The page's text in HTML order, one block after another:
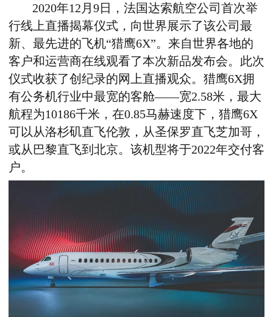
2020年12月9日，法国达索航空公司首次举
行线上直播揭幕仪式，向世界展示了该公司最
新、最先进的飞机“猎鹰6X”。来自世界各地的
客户和运营商在线观看了本次新品发布会。此次
仪式收获了创纪录的网上直播观众。猎鹰6X拥
有公务机行业中最宽的客舱——宽2.58米，最大
航程为10186千米，在0.85马赫速度下，猎鹰6X
可以从洛杉矶直飞伦敦，从圣保罗直飞芝加哥，
或从巴黎直飞到北京。该机型将于2022年交付客
户。